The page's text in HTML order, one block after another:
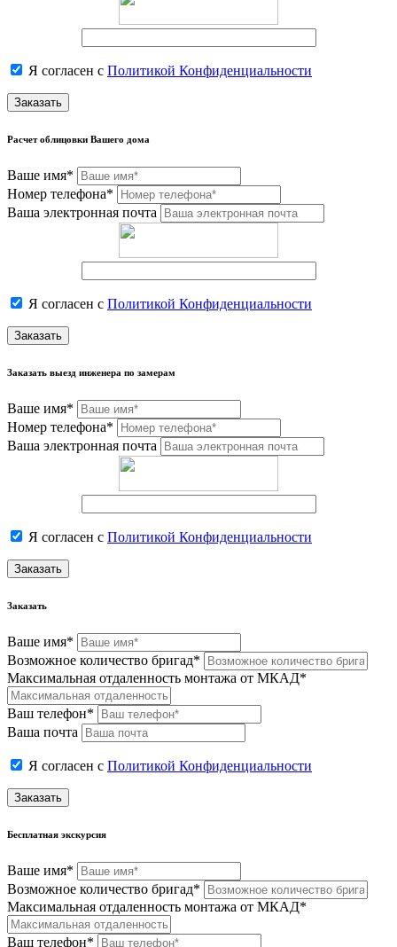
Я согласен с Политикой Конфиденциальности
Заказать
Расчет облицовки Вашего дома
Ваше имя*
Номер телефона*
Ваша электронная почта
Я согласен с Политикой Конфиденциальности
Заказать
Заказать выезд инженера по замерам
Ваше имя*
Номер телефона*
Ваша электронная почта
Я согласен с Политикой Конфиденциальности
Заказать
Заказать
Ваше имя*
Возможное количество бригад*
Максимальная отдаленность монтажа от МКАД*
Ваш телефон*
Ваша почта
Я согласен с Политикой Конфиденциальности
Заказать
Бесплатная экскурсия
Ваше имя*
Возможное количество бригад*
Максимальная отдаленность монтажа от МКАД*
Ваш телефон*